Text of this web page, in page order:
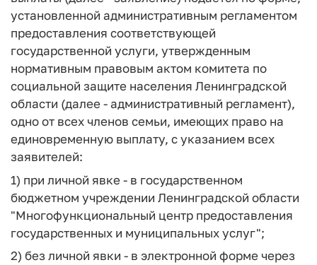
установленной административным регламентом
предоставления соответствующей
государственной услуги, утвержденным
нормативным правовым актом комитета по
социальной защите населения Ленинградской
области (далее - административный регламент),
одно от всех членов семьи, имеющих право на
единовременную выплату, с указанием всех
заявителей:
1) при личной явке - в государственном
бюджетном учреждении Ленинградской области
"Многофункциональный центр предоставления
государственных и муниципальных услуг";
2) без личной явки - в электронной форме через